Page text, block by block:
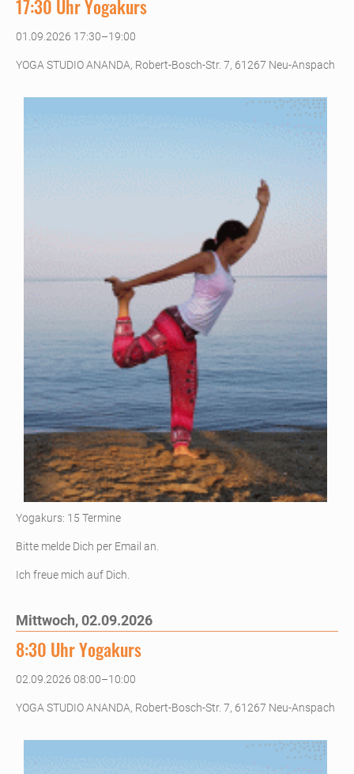
17:30 Uhr Yogakurs
01.09.2026 17:30–19:00
YOGA STUDIO ANANDA, Robert-Bosch-Str. 7, 61267 Neu-Anspach
Yogakurs: 15 Termine
Bitte melde Dich per Email an.
Ich freue mich auf Dich.
Mittwoch, 02.09.2026
8:30 Uhr Yogakurs
02.09.2026 08:00–10:00
YOGA STUDIO ANANDA, Robert-Bosch-Str. 7, 61267 Neu-Anspach